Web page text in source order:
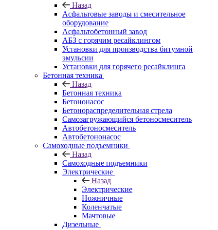
Назад
Асфальтовые заводы и смесительное
оборудование
Асфальтобетонный завод
АБЗ с горячим ресайклингом
Установки для производства битумной
эмульсии
Установки для горячего ресайклинга
Бетонная техника
Назад
Бетонная техника
Бетононасос
Бетонораспределительная стрела
Самозагружающийся бетоносмеситель
Автобетоносмеситель
Автобетононасос
Самоходные подъемники
Назад
Самоходные подъемники
Электрические
Назад
Электрические
Ножничные
Коленчатые
Мачтовые
Дизельные